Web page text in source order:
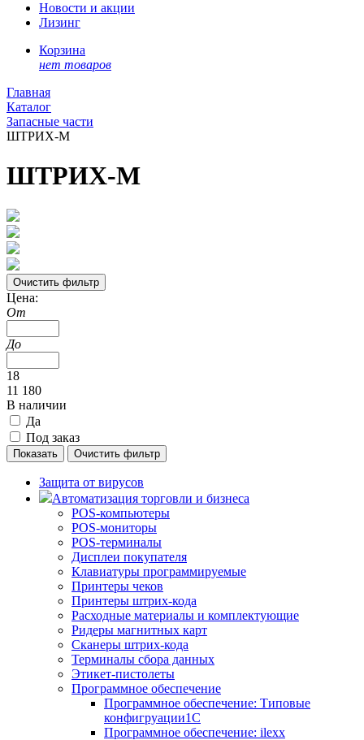
Новости и акции
Лизинг
Корзина
нет товаров
Главная
Каталог
Запасные части
ШТРИХ-М
ШТРИХ-М
Цена:
От
До
18
11 180
В наличии
Да
Под заказ
Защита от вирусов
Автоматизация торговли и бизнеса
POS-компьютеры
POS-мониторы
POS-терминалы
Дисплеи покупателя
Клавиатуры программируемые
Принтеры чеков
Принтеры штрих-кода
Расходные материалы и комплектующие
Ридеры магнитных карт
Сканеры штрих-кода
Терминалы сбора данных
Этикет-пистолеты
Программное обеспечение
Программное обеспечение: Типовые
конфигруации1С
Программное обеспечение: ilexx